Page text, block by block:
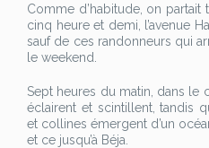
Comme d’habitude, on
cinq heure et demi, l’avenue
sauf de ces randonneurs qui
le weekend.
Sept heures du matin, dans le
éclairent et scintillent, tandis
et collines émergent d’un
et ce jusqu’à Béja.